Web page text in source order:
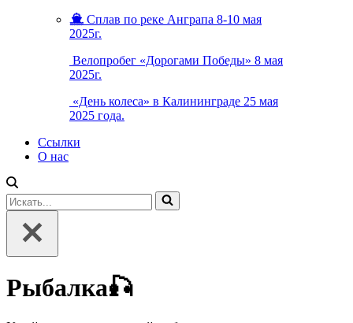
Сплав по реке Анграпа 8-10 мая
2025г.
Велопробег «Дорогами Победы» 8 мая
2025г.
«День колеса» в Калининграде 25 мая
2025 года.
Ссылки
О нас
Искать...
Рыбалка🎣